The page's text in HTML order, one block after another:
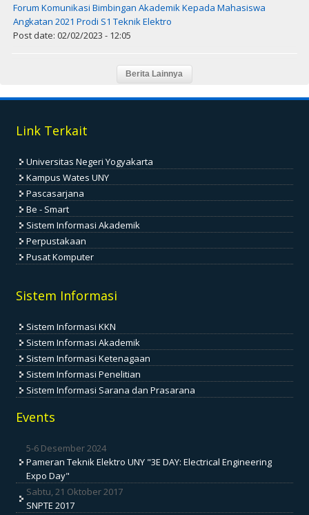
Forum Komunikasi Bimbingan Akademik Kepada Mahasiswa
Angkatan 2021 Prodi S1 Teknik Elektro
Post date: 02/02/2023 - 12:05
Link Terkait
Universitas Negeri Yogyakarta
Kampus Wates UNY
Pascasarjana
Be - Smart
Sistem Informasi Akademik
Perpustakaan
Pusat Komputer
Sistem Informasi
Sistem Informasi KKN
Sistem Informasi Akademik
Sistem Informasi Ketenagaan
Sistem Informasi Penelitian
Sistem Informasi Sarana dan Prasarana
Events
5-6 Desember 2024
Pameran Teknik Elektro UNY "3E DAY: Electrical Engineering
Expo Day"
Sabtu, 21 Oktober 2017
SNPTE 2017